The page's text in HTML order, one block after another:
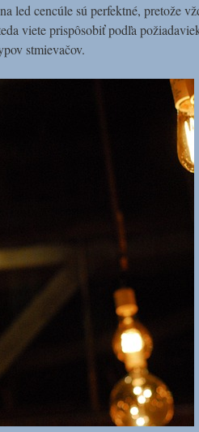
led cencúle sú perfektné, pretože
viete prispôsobiť podľa
stmievačov.